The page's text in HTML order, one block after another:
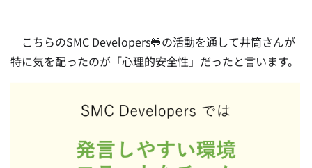
こちらのSMC Developers🐸の活動を通して井筒さんが
特に気を配ったのが「心理的安全性」だったと言います。